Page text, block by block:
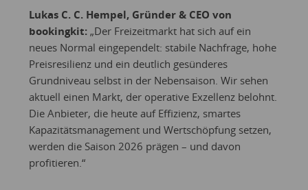
Lukas C. C. Hempel, Gründer & CEO von
bookingkit:„Der Freizeitmarkt hat sich auf ein
neues Normal eingependelt: stabile Nachfrage, hohe
Preisresilienz und ein deutlich gesünderes
Grundniveau selbst in der Nebensaison. Wir sehen
aktuell einen Markt, der operative Exzellenz belohnt.
Die Anbieter, die heute auf Effizienz, smartes
Kapazitätsmanagement und Wertschöpfung setzen,
werden die Saison 2026 prägen – und davon
profitieren.“